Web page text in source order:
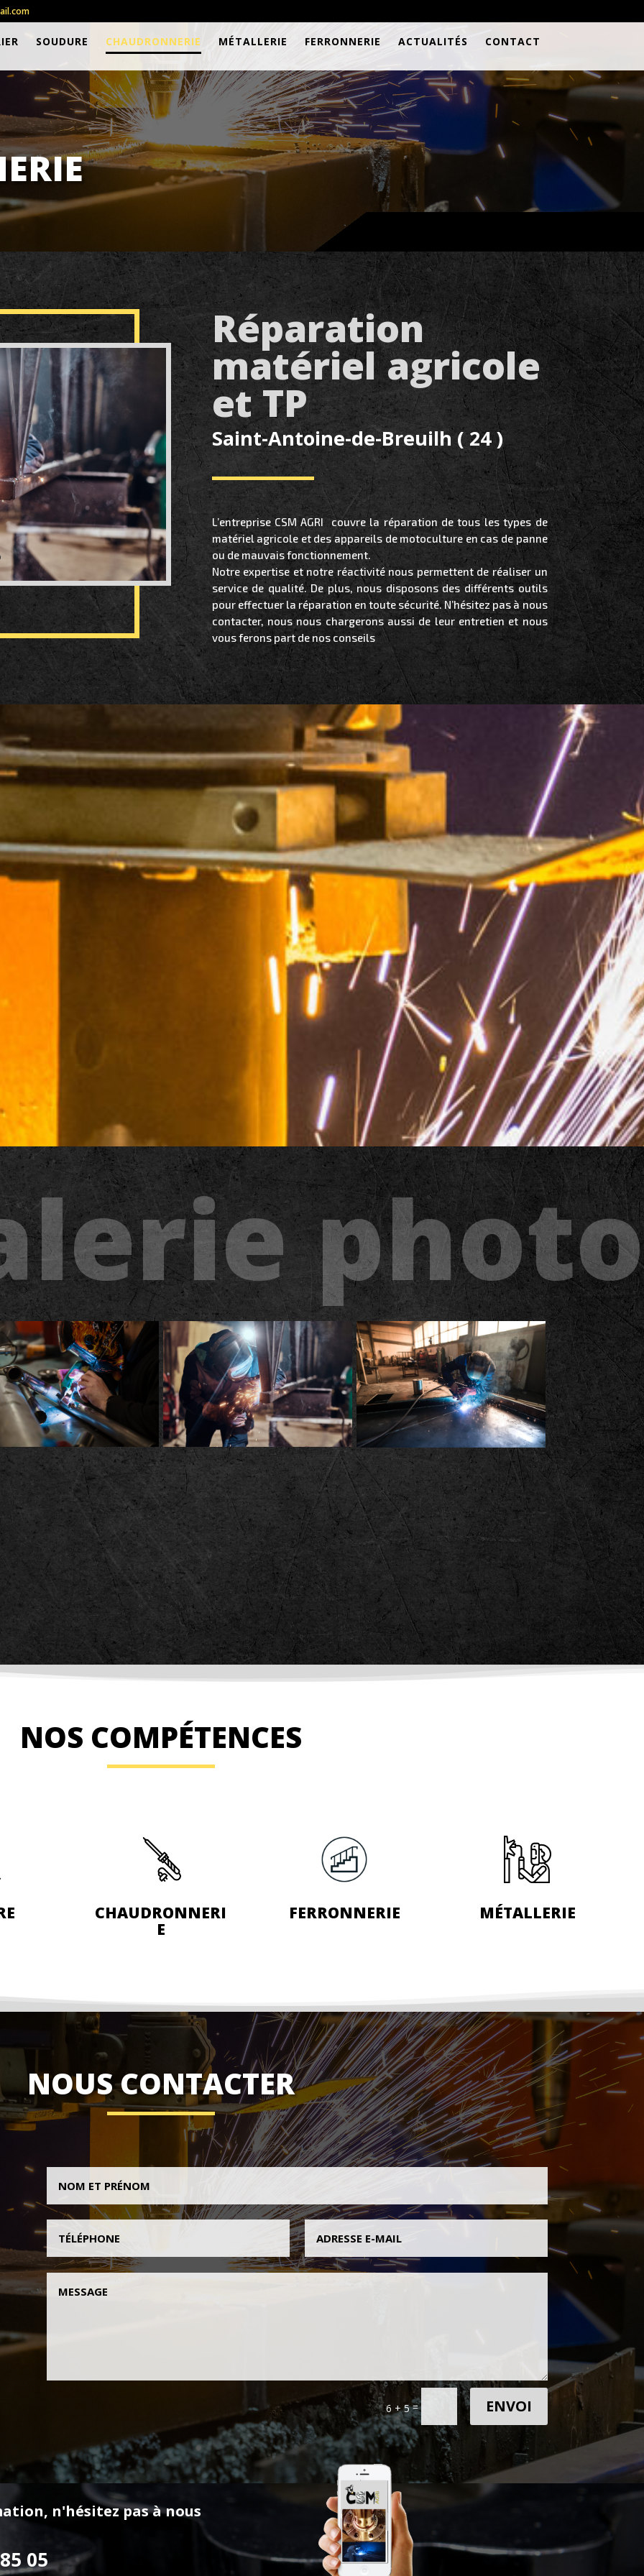
SOUDURE CHAUDRONNERIE MÉTALLERIE FERRONNERIE ACTUALITÉS CONTACT
Réparation
matériel agricole
et TP
Saint-Antoine-de-Breuilh ( 24 )
L’entreprise CSM AGRI couvre la réparation de tous les types de
matériel agricole et des appareils de motoculture en cas de panne
ou de mauvais fonctionnement.
Notre expertise et notre réactivité nous permettent de réaliser un
service de qualité. De plus, nous disposons des différents outils
pour effectuer la réparation en toute sécurité. N’hésitez pas à nous
contacter, nous nous chargerons aussi de leur entretien et nous
vous ferons part de nos conseils
photo
NOS COMPÉTENCES
CHAUDRONNERI
E
FERRONNERIE MÉTALLERIE
NOUS CONTACTER
6 + 5= ENVOI
n'hésitez pas à nous
05